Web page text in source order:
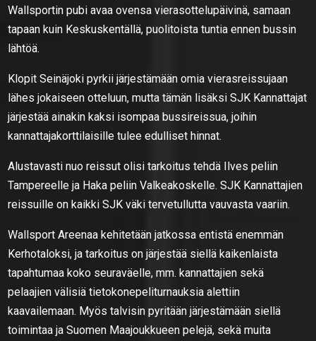
Wallsportin pubi avaa ovensa vierasottelupäivinä, samaan
tapaan kuin Keskuskentällä, puolitoista tuntia ennen bussin
lähtöä.
Klopit Seinäjoki pyrkii järjestämään omia vierasreissujaan
lähes jokaiseen otteluun, mutta tämän lisäksi SJK Kannattajat
järjestää ainakin kaksi isompaa bussireissua, joihin
kannattajakorttilaisille tulee edulliset hinnat.
Alustavasti nuo reissut olisi tarkoitus tehdä Ilves peliin
Tampereelle ja Haka peliin Valkeakoskelle. SJK Kannattajien
reissuille on kaikki SJK väki tervetullutta vauvasta vaariin.
Wallsport Areenaa kehitetään jatkossa entistä enemmän
Kerhotaloksi, ja tarkoitus on järjestää siellä kaikenlaista
tapahtumaa koko seuraväelle, mm. kannattajien sekä
pelaajien välisiä tietokonepeliturnauksia alettiin
kaavailemaan. Myös talvisin pyritään järjestämään siellä
toimintaa ja Suomen Maajoukkueen pelejä, sekä muita